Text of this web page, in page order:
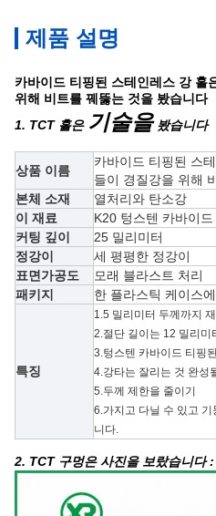
제품 설명
카바이드 티핑된 스테인레스 강 홀
위해 비트를 꿰뚫는 것을 봤습니다
1. TCT 홀은 기술을봤습니다
상품 이름
카바이드 티핑된 스
들이 경질강을 위해
본체 소재
열처리와 탄소강
이 재료
K20 텅스텐 카바이드
커팅 깊이
25 밀리미터
정강이
세 평평한 정강이
표면가공도
모래 블라스트 처리
패키지
한 플라스틱 케이스
특징
1.5 밀리미터 두께까지
2.절단 길이는 12 밀리미
3.텅스텐 카바이드 티핑
4.강타는 잘리는 것 완성
5.두께 제한을 줄이기
6.가지고 다닐 수 있고
니다.
2. TCT 구멍은 사진을 보랐습니다 :